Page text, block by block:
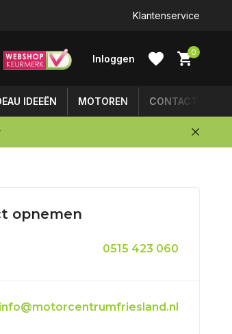
Klantenservice
Inloggen
0
IDEEËN MOTOREN CONTACT
opnemen
0515 423 060
info@motorcentrumfriesland.nl